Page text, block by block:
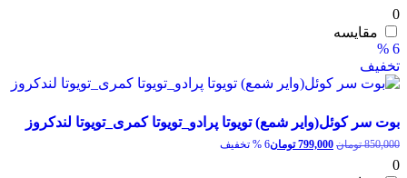
0
مقایسه
6 %
تخفیف
بوت سر کوئل(وایر شمع) تویوتا پرادو_تویوتا کمری_تویوتا لندکروز
850,000 تومان قیمت
799,000 تومان6 % تخفیف
قیمت
0